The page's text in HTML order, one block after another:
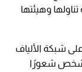
وهيئتها
شبكة الألياف
شعورًا